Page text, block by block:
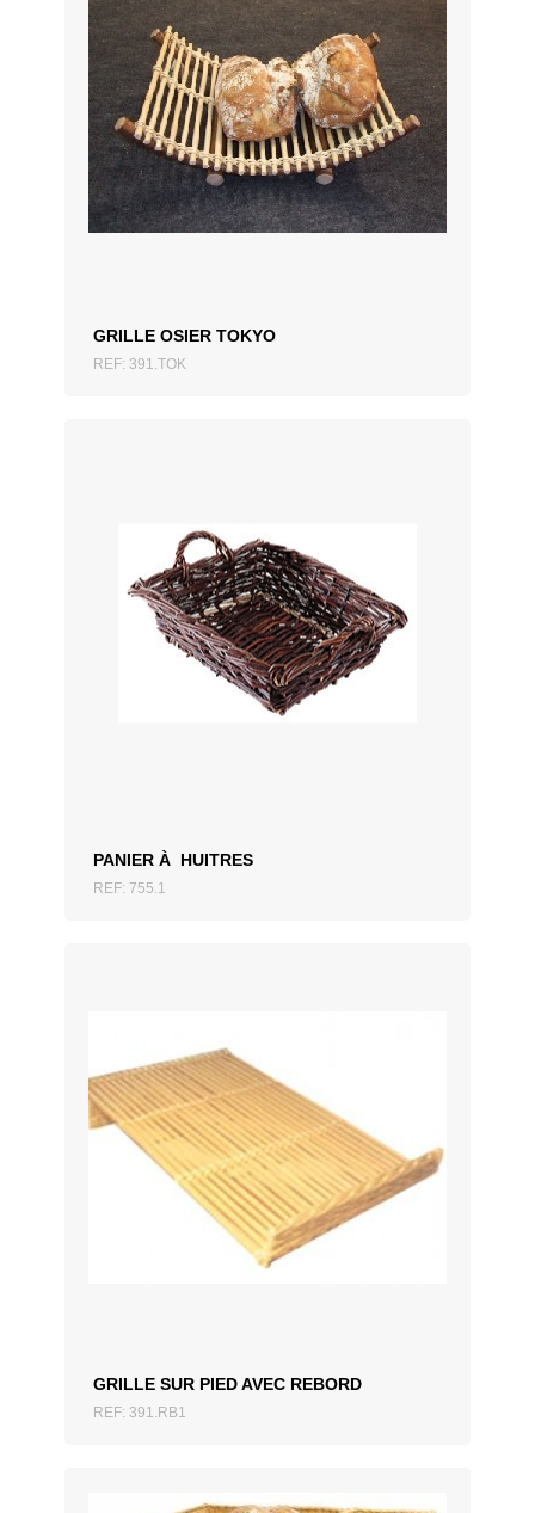
GRILLE OSIER TOKYO
REF: 391.TOK
AJOUTER AU DEVIS
PANIER À HUITRES
REF: 755.1
AJOUTER AU DEVIS
GRILLE SUR PIED AVEC REBORD
REF: 391.RB1
AJOUTER AU DEVIS